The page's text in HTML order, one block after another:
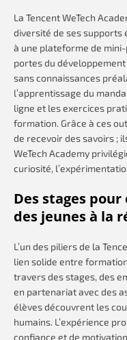
La Tencent WeTech
diversité de ses supports
à une plateforme de
portes du
sans connaissances
l’apprentissage du
ligne et les exercices
formation. Grâce à ces
de recevoir des savoirs ;
WeTech Academy
curiosité,
Des stages
des jeunes à la
L’un des piliers de la
lien solide entre
travers des stages, des
en partenariat avec des
élèves découvrent les
humains. L’expérience
confiance et de